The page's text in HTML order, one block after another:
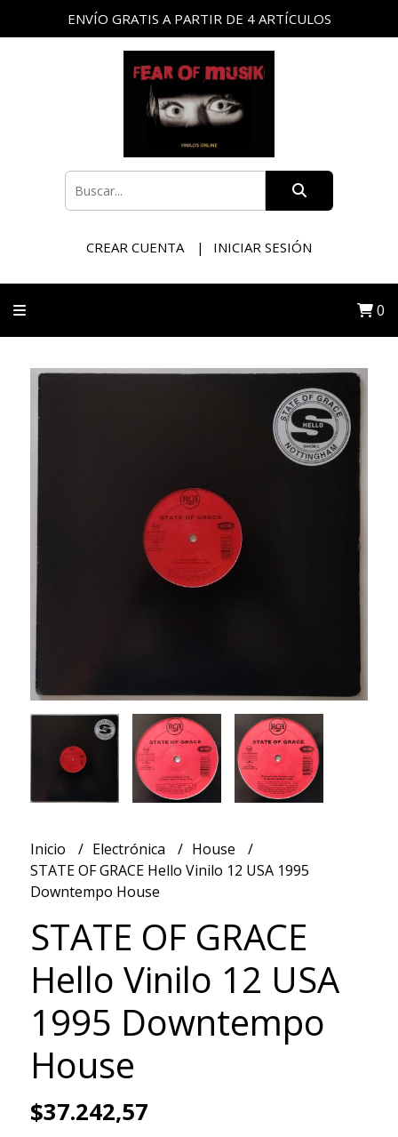
ENVÍO GRATIS A PARTIR DE 4 ARTÍCULOS
CREAR CUENTA INICIAR SESIÓN
0
Inicio Electrónica
House
STATE OF GRACE Hello Vinilo 12 USA 1995
Downtempo House
STATE OF GRACE
Hello Vinilo 12 USA
1995 Downtempo
House
$37.242,57